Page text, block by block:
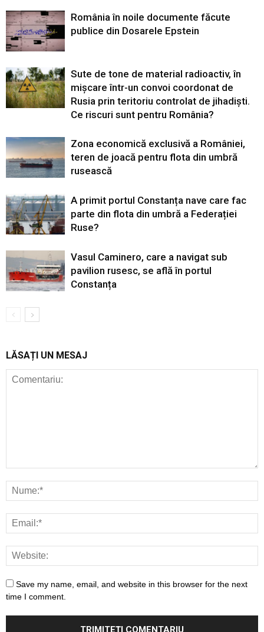
România în noile documente făcute
publice din Dosarele Epstein
Sute de tone de material radioactiv, în
mișcare într-un convoi coordonat de
Rusia prin teritoriu controlat de jihadiști.
Ce riscuri sunt pentru România?
Zona economică exclusivă a României,
teren de joacă pentru flota din umbră
rusească
A primit portul Constanța nave care fac
parte din flota din umbră a Federației
Ruse?
Vasul Caminero, care a navigat sub
pavilion rusesc, se află în portul
Constanța
LĂSAȚI UN MESAJ
Save my name, email, and website in this browser for the next
time I comment.